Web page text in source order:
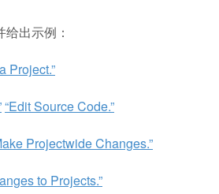
出示例：
Project.”
“Edit Source Code.”
Projectwide Changes.”
to Projects.”